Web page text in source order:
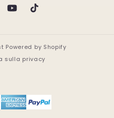
YouTubeTikTok
Powered by Shopify
sulla privacy